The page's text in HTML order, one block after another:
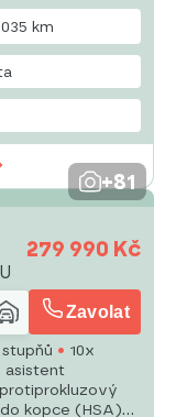
alu kola
km
+81
279 990 Kč
Zavolat
10x
asistent
protiprokluzový
kopce (HSA)